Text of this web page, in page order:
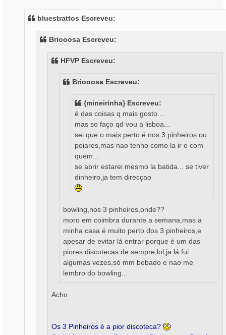
bluestrattos Escreveu:
Briooosa Escreveu:
HFVP Escreveu:
Briooosa Escreveu:
{mineirinha} Escreveu:
é das coisas q mais gosto....
mas so faço qd vou a lisboa...
sei que o mais perto é nos 3 pinheiros ou
poiares,mas nao tenho como la ir e com
quem...
se abrir estarei mesmo la batida... se tiver
dinheiro,ja tem direcçao
bowling,nos 3 pinheiros,onde??
moro em coimbra durante a semana,mas a
minha casa é muito perto dos 3 pinheiros,e
apesar de evitar lá entrar porque é um das
piores discotecas de sempre,lol,ja lá fui
algumas vezes,só mm bebado e nao me
lembro do bowling...
Acho
Os 3 Pinheiros é a pior discoteca?